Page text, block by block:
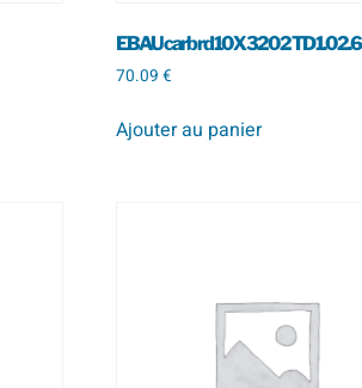
EBAU carb rd 10 X 320 2 TD 1.0 2.6
70.09 €
Ajouter au panier